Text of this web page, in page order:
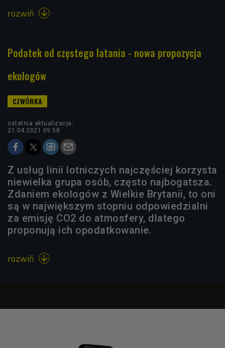
rozwiń 
Podatek od częstego latania - nowa propozycja
ekologów
ostatnia aktualizacja:
21.04.2021 09:58
Z usług linii lotniczych najczęściej korzysta
niewielka grupa osób, często najbogatsza.
Zdaniem ekologów z Wielkie Brytanii, to oni
są w największym stopniu odpowiedzialni
za emisję CO2 do atmosfery, dlatego
proponują ich opodatkowanie.
rozwiń 